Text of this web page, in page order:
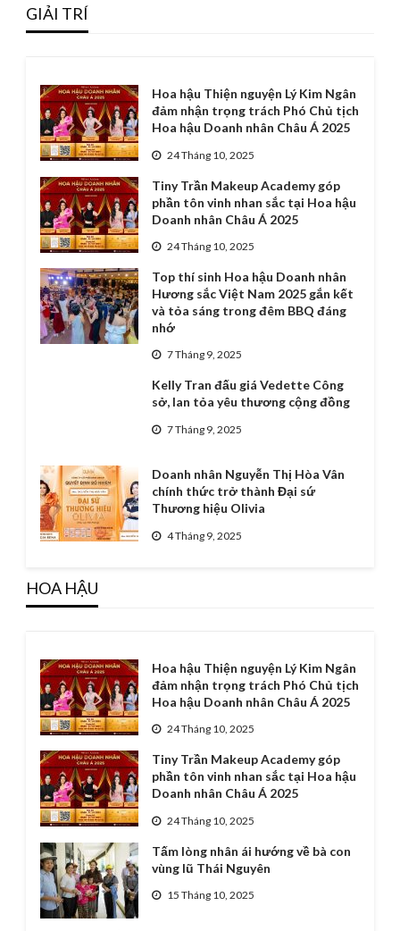
GIẢI TRÍ
Hoa hậu Thiện nguyện Lý Kim Ngân
đảm nhận trọng trách Phó Chủ tịch
Hoa hậu Doanh nhân Châu Á 2025
24 Tháng 10, 2025
Tiny Trần Makeup Academy góp
phần tôn vinh nhan sắc tại Hoa hậu
Doanh nhân Châu Á 2025
24 Tháng 10, 2025
Top thí sinh Hoa hậu Doanh nhân
Hương sắc Việt Nam 2025 gắn kết
và tỏa sáng trong đêm BBQ đáng
nhớ
7 Tháng 9, 2025
Kelly Tran đấu giá Vedette Công
sở, lan tỏa yêu thương cộng đồng
7 Tháng 9, 2025
Doanh nhân Nguyễn Thị Hòa Vân
chính thức trở thành Đại sứ
Thương hiệu Olivia
4 Tháng 9, 2025
HOA HẬU
Hoa hậu Thiện nguyện Lý Kim Ngân
đảm nhận trọng trách Phó Chủ tịch
Hoa hậu Doanh nhân Châu Á 2025
24 Tháng 10, 2025
Tiny Trần Makeup Academy góp
phần tôn vinh nhan sắc tại Hoa hậu
Doanh nhân Châu Á 2025
24 Tháng 10, 2025
Tấm lòng nhân ái hướng về bà con
vùng lũ Thái Nguyên
15 Tháng 10, 2025